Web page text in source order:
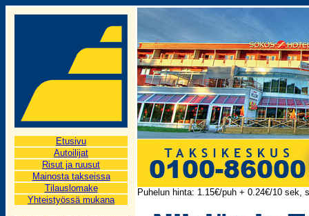
Etusivu
Autoilijat
Risut ja ruusut
Mainosta takseissa
Tilauslomake
Yhteistyössä mukana
Puhelun hinta: 1.15€/puh + 0.24€/10 sek,